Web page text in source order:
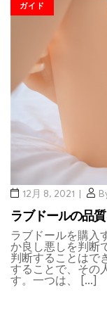
ガイド
12月 8, 2021
ラブドールの品
ラブドールを購入
か良し悪しを判断
判断することはで
することで、その
す。一つは、 […]